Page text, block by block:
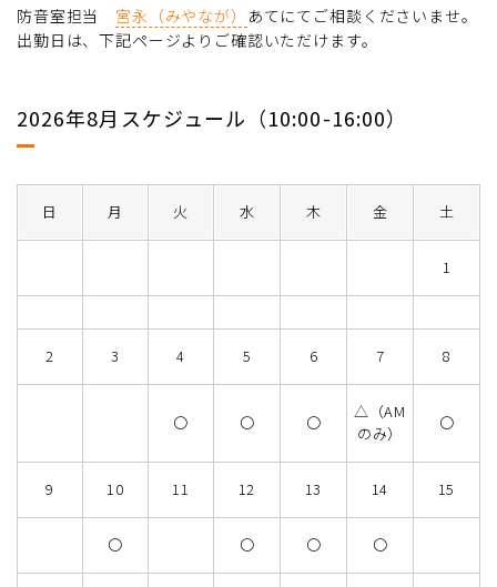
防音室担当 宮永（みやなが）
あてにてご相談くださいませ。
出勤日は、下記ページよりご確認いただけます。
2026年8月スケジュール（10:00-16:00）
日 月 火 水 木 金 土
1
2 3 4 5 6 7 8
〇 〇 〇
△（AM
のみ）
〇
9 10 11 12 13 14 15
〇 〇 〇 〇